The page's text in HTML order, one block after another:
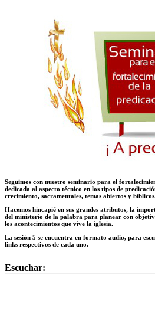
Seguimos con nuestro seminario para el
dedicada al aspecto técnico en los tipos de
crecimiento, sacramentales, temas abiertos y
Hacemos hincapié en sus grandes atributos, la
del ministerio de la palabra para planear con
los acontecimientos que vive la iglesia.
La sesión 5 se encuentra en formato audio, para
links respectivos de cada uno.
Escuchar: